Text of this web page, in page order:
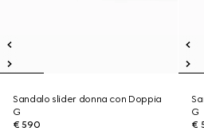
Sandalo slider donna con Doppia
G
€ 590
G
€